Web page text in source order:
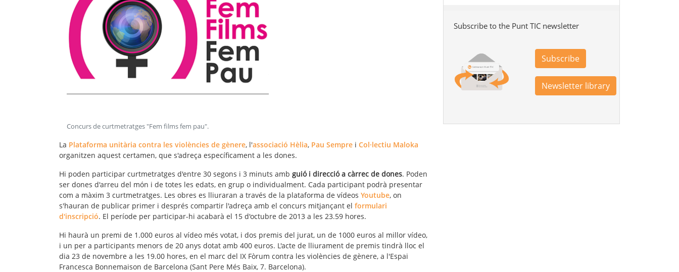
Concurs de curtmetratges "Fem films fem pau".
La Plataforma unitària contra les violències de gènere, l'associació Hèlia, Pau Sempre i Col·lectiu Maloka
organitzen aquest certamen, que s'adreça específicament a les dones.
Hi poden participar curtmetratges d'entre 30 segons i 3 minuts amb guió i direcció a càrrec de dones. Poden
ser dones d'arreu del món i de totes les edats, en grup o individualment. Cada participant podrà presentar
com a màxim 3 curtmetratges. Les obres es lliuraran a través de la plataforma de vídeos Youtube, on
s'hauran de publicar primer i després compartir l'adreça amb el concurs mitjançant el formulari
d'inscripció. El període per participar-hi acabarà el 15 d'octubre de 2013 a les 23.59 hores.
Hi haurà un premi de 1.000 euros al vídeo més votat, i dos premis del jurat, un de 1000 euros al millor vídeo,
i un per a participants menors de 20 anys dotat amb 400 euros. L'acte de lliurament de premis tindrà lloc el
dia 23 de novembre a les 19.00 hores, en el marc del IX Fòrum contra les violències de gènere, a l'Espai
Francesca Bonnemaison de Barcelona (Sant Pere Més Baix, 7. Barcelona).
Subscribe to the Punt TIC newsletter
Subscribe
Newsletter library